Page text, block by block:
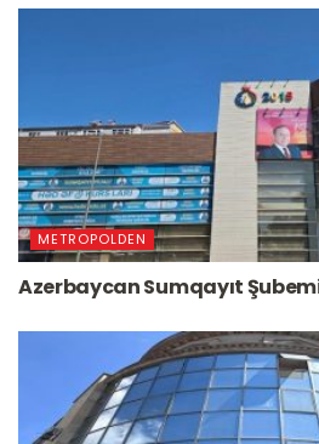
METROPOLDEN
Azerbaycan Sumqayıt